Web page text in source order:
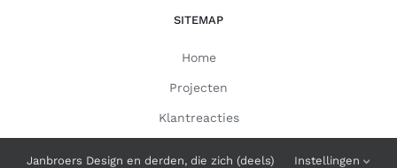
SITEMAP
Home
Projecten
Klantreacties
Janbroers Design en derden, die zich (deels)
Instellingen